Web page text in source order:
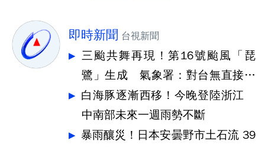
即時新聞 台視新聞
三颱共舞再現！第16號颱風「琵
鷺」生成 氣象署：對台無直接影
響
白海豚逐漸西移！今晚登陸浙江
中南部未來一週雨勢不斷
暴雨釀災！日本安曇野市土石流 39